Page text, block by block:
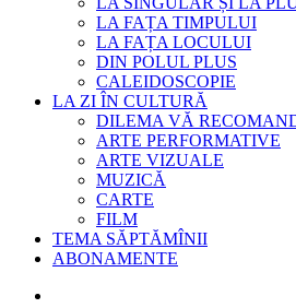
LA FAȚA TIMPULUI
LA FAȚA LOCULUI
DIN POLUL PLUS
CALEIDOSCOPIE
LA ZI ÎN CULTURĂ
DILEMA VĂ
ARTE PERFORMATIVE
ARTE VIZUALE
MUZICĂ
CARTE
FILM
TEMA SĂPTĂMÎNII
ABONAMENTE